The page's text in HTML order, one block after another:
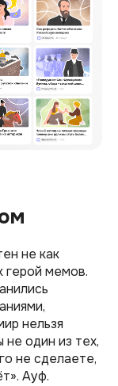
не как
герой мемов.
нельзя
не один из тех,
не сделаете,
Ауф.